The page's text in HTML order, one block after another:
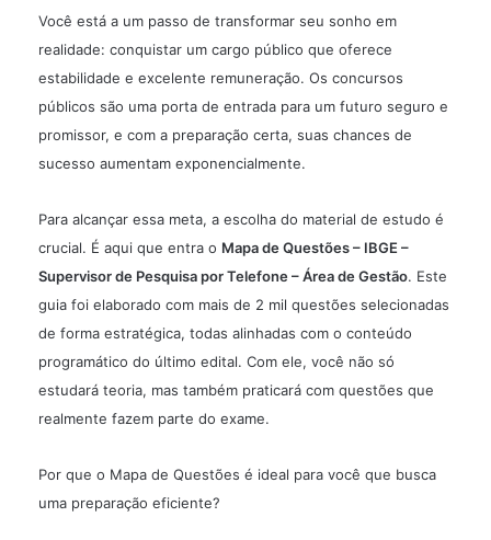
Você está a um passo de transformar seu sonho em
realidade: conquistar um cargo público que oferece
estabilidade e excelente remuneração. Os concursos
públicos são uma porta de entrada para um futuro seguro e
promissor, e com a preparação certa, suas chances de
sucesso aumentam exponencialmente.
Para alcançar essa meta, a escolha do material de estudo é
crucial. É aqui que entra o Mapa de Questões – IBGE –
Supervisor de Pesquisa por Telefone – Área de Gestão. Este
guia foi elaborado com mais de 2 mil questões selecionadas
de forma estratégica, todas alinhadas com o conteúdo
programático do último edital. Com ele, você não só
estudará teoria, mas também praticará com questões que
realmente fazem parte do exame.
Por que o Mapa de Questões é ideal para você que busca
uma preparação eficiente?